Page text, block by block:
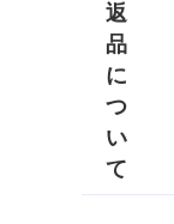
返
品
に
つ
い
て